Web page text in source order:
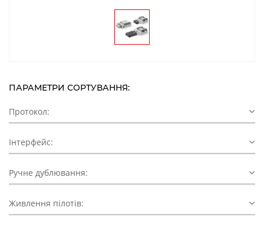
ПАРАМЕТРИ СОРТУВАННЯ:
Протокол:
Інтерфейс:
Ручне дублювання:
Живлення пілотів: